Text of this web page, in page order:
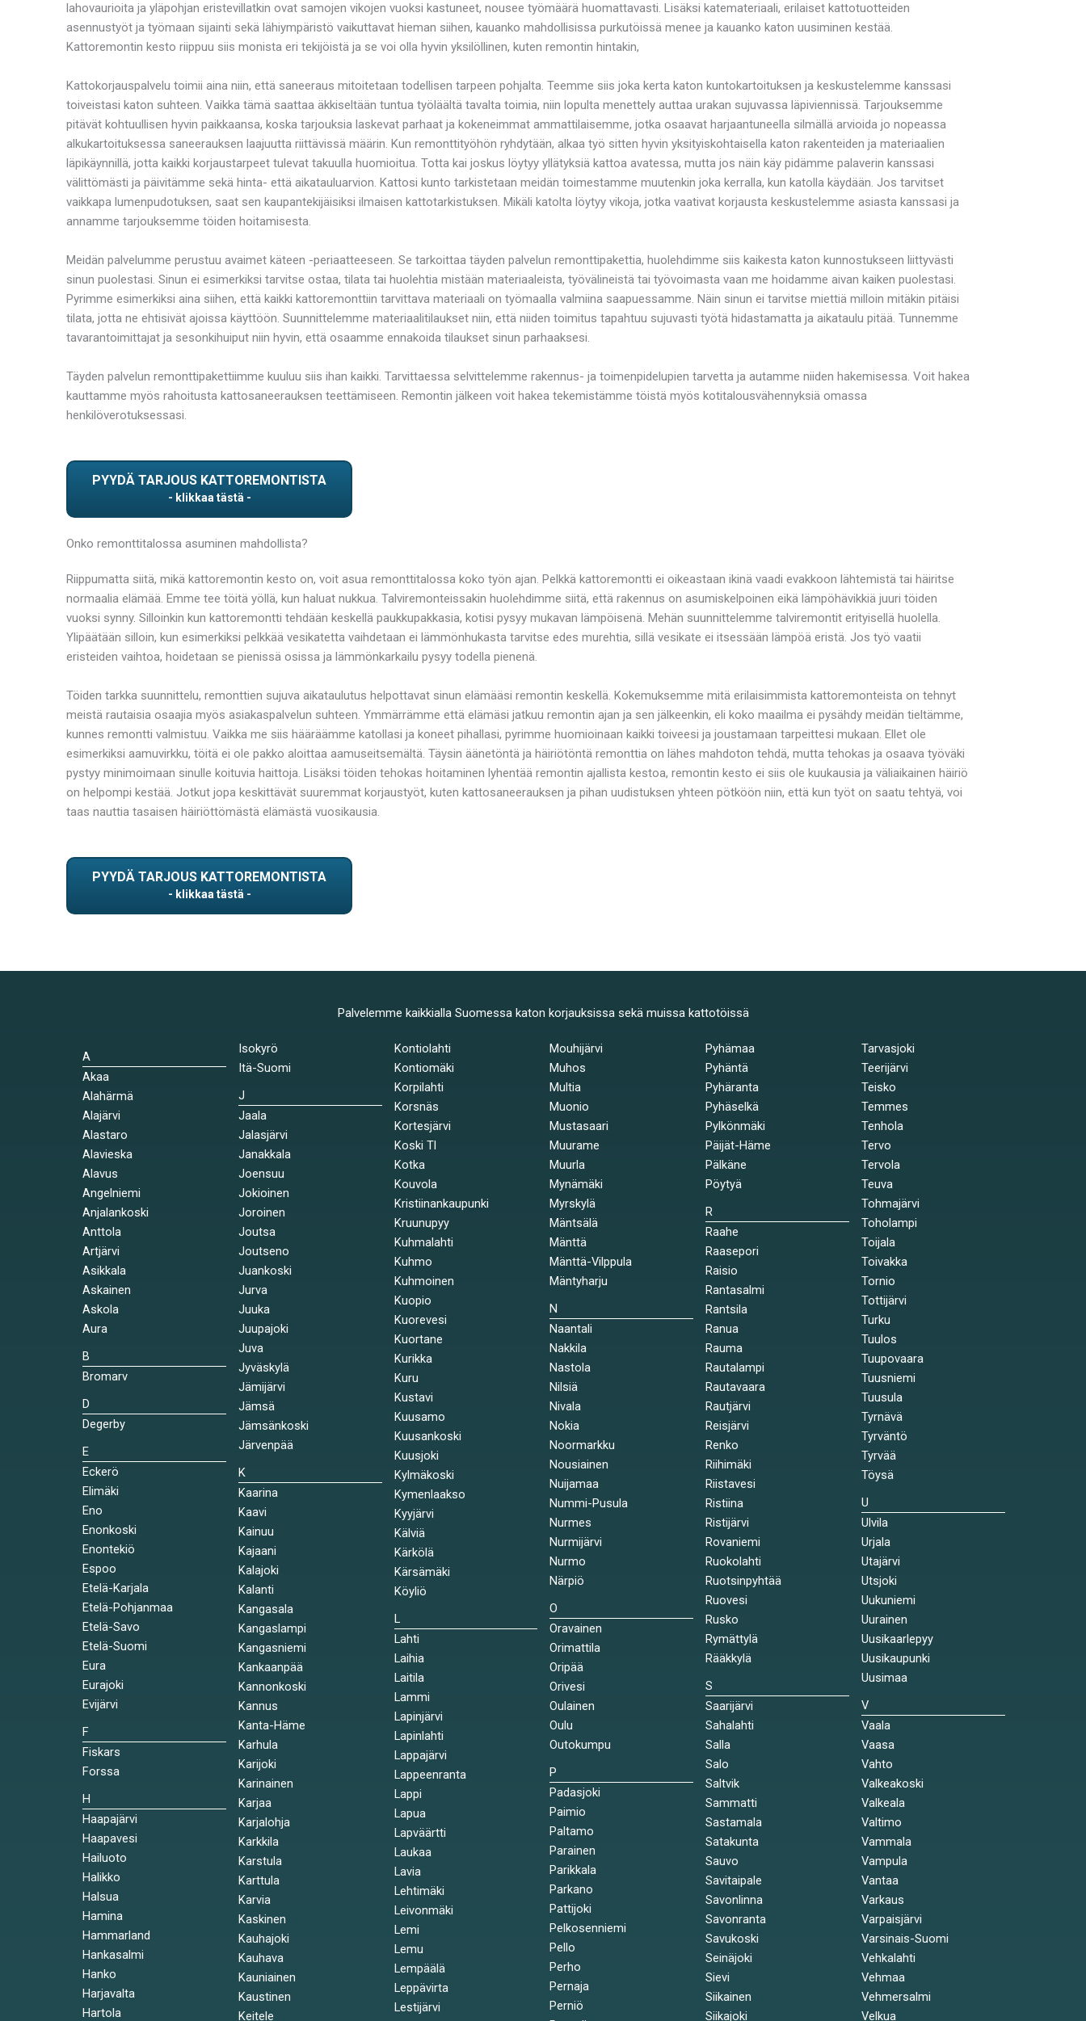
lahovaurioita ja yläpohjan eristevillatkin ovat samojen vikojen vuoksi kastuneet, nousee työmäärä huomattavasti. Lisäksi katemateriaali, erilaiset kattotuotteiden
asennustyöt ja työmaan sijainti sekä lähiympäristö vaikuttavat hieman siihen, kauanko mahdollisissa purkutöissä menee ja kauanko katon uusiminen kestää.
Kattoremontin kesto riippuu siis monista eri tekijöistä ja se voi olla hyvin yksilöllinen, kuten remontin hintakin,
Kattokorjauspalvelu toimii aina niin, että saneeraus mitoitetaan todellisen tarpeen pohjalta. Teemme siis joka kerta katon kuntokartoituksen ja keskustelemme kanssasi
toiveistasi katon suhteen. Vaikka tämä saattaa äkkiseltään tuntua työläältä tavalta toimia, niin lopulta menettely auttaa urakan sujuvassa läpiviennissä. Tarjouksemme
pitävät kohtuullisen hyvin paikkaansa, koska tarjouksia laskevat parhaat ja kokeneimmat ammattilaisemme, jotka osaavat harjaantuneella silmällä arvioida jo nopeassa
alkukartoituksessa saneerauksen laajuutta riittävissä määrin. Kun remonttityöhön ryhdytään, alkaa työ sitten hyvin yksityiskohtaisella katon rakenteiden ja materiaalien
läpikäynnillä, jotta kaikki korjaustarpeet tulevat takuulla huomioitua. Totta kai joskus löytyy yllätyksiä kattoa avatessa, mutta jos näin käy pidämme palaverin kanssasi
välittömästi ja päivitämme sekä hinta- että aikatauluarvion. Kattosi kunto tarkistetaan meidän toimestamme muutenkin joka kerralla, kun katolla käydään. Jos tarvitset
vaikkapa lumenpudotuksen, saat sen kaupantekijäisiksi ilmaisen kattotarkistuksen. Mikäli katolta löytyy vikoja, jotka vaativat korjausta keskustelemme asiasta kanssasi ja
annamme tarjouksemme töiden hoitamisesta.
Meidän palvelumme perustuu avaimet käteen -periaatteeseen. Se tarkoittaa täyden palvelun remonttipakettia, huolehdimme siis kaikesta katon kunnostukseen liittyvästi
sinun puolestasi. Sinun ei esimerkiksi tarvitse ostaa, tilata tai huolehtia mistään materiaaleista, työvälineistä tai työvoimasta vaan me hoidamme aivan kaiken puolestasi.
Pyrimme esimerkiksi aina siihen, että kaikki kattoremonttiin tarvittava materiaali on työmaalla valmiina saapuessamme. Näin sinun ei tarvitse miettiä milloin mitäkin pitäisi
tilata, jotta ne ehtisivät ajoissa käyttöön. Suunnittelemme materiaalitilaukset niin, että niiden toimitus tapahtuu sujuvasti työtä hidastamatta ja aikataulu pitää. Tunnemme
tavarantoimittajat ja sesonkihuiput niin hyvin, että osaamme ennakoida tilaukset sinun parhaaksesi.
Täyden palvelun remonttipakettiimme kuuluu siis ihan kaikki. Tarvittaessa selvittelemme rakennus- ja toimenpidelupien tarvetta ja autamme niiden hakemisessa. Voit hakea
kauttamme myös rahoitusta kattosaneerauksen teettämiseen. Remontin jälkeen voit hakea tekemistämme töistä myös kotitalousvähennyksiä omassa
henkilöverotuksessasi.
PYYDÄ TARJOUS KATTOREMONTISTA
Onko remonttitalossa asuminen mahdollista?
Riippumatta siitä, mikä kattoremontin kesto on, voit asua remonttitalossa koko työn ajan. Pelkkä kattoremontti ei oikeastaan ikinä vaadi evakkoon lähtemistä tai häiritse
normaalia elämää. Emme tee töitä yöllä, kun haluat nukkua. Talviremonteissakin huolehdimme siitä, että rakennus on asumiskelpoinen eikä lämpöhävikkiä juuri töiden
vuoksi synny. Silloinkin kun kattoremontti tehdään keskellä paukkupakkasia, kotisi pysyy mukavan lämpöisenä. Mehän suunnittelemme talviremontit erityisellä huolella.
Ylipäätään silloin, kun esimerkiksi pelkkää vesikatetta vaihdetaan ei lämmönhukasta tarvitse edes murehtia, sillä vesikate ei itsessään lämpöä eristä. Jos työ vaatii
eristeiden vaihtoa, hoidetaan se pienissä osissa ja lämmönkarkailu pysyy todella pienenä.
Töiden tarkka suunnittelu, remonttien sujuva aikataulutus helpottavat sinun elämääsi remontin keskellä. Kokemuksemme mitä erilaisimmista kattoremonteista on tehnyt
meistä rautaisia osaajia myös asiakaspalvelun suhteen. Ymmärrämme että elämäsi jatkuu remontin ajan ja sen jälkeenkin, eli koko maailma ei pysähdy meidän tieltämme,
kunnes remontti valmistuu. Vaikka me siis hääräämme katollasi ja koneet pihallasi, pyrimme huomioinaan kaikki toiveesi ja joustamaan tarpeittesi mukaan. Ellet ole
esimerkiksi aamuvirkku, töitä ei ole pakko aloittaa aamuseitsemältä. Täysin äänetöntä ja häiriötöntä remonttia on lähes mahdoton tehdä, mutta tehokas ja osaava työväki
pystyy minimoimaan sinulle koituvia haittoja. Lisäksi töiden tehokas hoitaminen lyhentää remontin ajallista kestoa, remontin kesto ei siis ole kuukausia ja väliaikainen häiriö
on helpompi kestää. Jotkut jopa keskittävät suuremmat korjaustyöt, kuten kattosaneerauksen ja pihan uudistuksen yhteen pötköön niin, että kun työt on saatu tehtyä, voi
taas nauttia tasaisen häiriöttömästä elämästä vuosikausia.
PYYDÄ TARJOUS KATTOREMONTISTA
Palvelemme kaikkialla Suomessa katon korjauksissa sekä muissa kattotöissä
A
Akaa
Alahärmä
Alajärvi
Alastaro
Alavieska
Alavus
Angelniemi
Anjalankoski
Anttola
Artjärvi
Asikkala
Askainen
Askola
Aura
B
Bromarv
D
Degerby
E
Eckerö
Elimäki
Eno
Enonkoski
Enontekiö
Espoo
Etelä-Karjala
Etelä-Pohjanmaa
Etelä-Savo
Etelä-Suomi
Eura
Eurajoki
Evijärvi
F
Fiskars
Forssa
H
Haapajärvi
Haapavesi
Hailuoto
Halikko
Halsua
Hamina
Hammarland
Hankasalmi
Hanko
Harjavalta
Hartola
Isokyrö
Itä-Suomi
J
Jaala
Jalasjärvi
Janakkala
Joensuu
Jokioinen
Joroinen
Joutsa
Joutseno
Juankoski
Jurva
Juuka
Juupajoki
Juva
Jyväskylä
Jämijärvi
Jämsä
Jämsänkoski
Järvenpää
K
Kaarina
Kaavi
Kainuu
Kajaani
Kalajoki
Kalanti
Kangasala
Kangaslampi
Kangasniemi
Kankaanpää
Kannonkoski
Kannus
Kanta-Häme
Karhula
Karijoki
Karinainen
Karjaa
Karjalohja
Karkkila
Karstula
Karttula
Karvia
Kaskinen
Kauhajoki
Kauhava
Kauniainen
Kaustinen
Keitele
Kontiolahti
Kontiomäki
Korpilahti
Korsnäs
Kortesjärvi
Koski Tl
Kotka
Kouvola
Kristiinankaupunki
Kruunupyy
Kuhmalahti
Kuhmo
Kuhmoinen
Kuopio
Kuorevesi
Kuortane
Kurikka
Kuru
Kustavi
Kuusamo
Kuusankoski
Kuusjoki
Kylmäkoski
Kymenlaakso
Kyyjärvi
Kälviä
Kärkölä
Kärsämäki
Köyliö
L
Lahti
Laihia
Laitila
Lammi
Lapinjärvi
Lapinlahti
Lappajärvi
Lappeenranta
Lappi
Lapua
Lapväärtti
Laukaa
Lavia
Lehtimäki
Leivonmäki
Lemi
Lemu
Lempäälä
Leppävirta
Lestijärvi
Mouhijärvi
Muhos
Multia
Muonio
Mustasaari
Muurame
Muurla
Mynämäki
Myrskylä
Mäntsälä
Mänttä
Mänttä-Vilppula
Mäntyharju
N
Naantali
Nakkila
Nastola
Nilsiä
Nivala
Nokia
Noormarkku
Nousiainen
Nuijamaa
Nummi-Pusula
Nurmes
Nurmijärvi
Nurmo
Närpiö
O
Oravainen
Orimattila
Oripää
Orivesi
Oulainen
Oulu
Outokumpu
P
Padasjoki
Paimio
Paltamo
Parainen
Parikkala
Parkano
Pattijoki
Pelkosenniemi
Pello
Perho
Pernaja
Perniö
Pyhämaa
Pyhäntä
Pyhäranta
Pyhäselkä
Pylkönmäki
Päijät-Häme
Pälkäne
Pöytyä
R
Raahe
Raasepori
Raisio
Rantasalmi
Rantsila
Ranua
Rauma
Rautalampi
Rautavaara
Rautjärvi
Reisjärvi
Renko
Riihimäki
Riistavesi
Ristiina
Ristijärvi
Rovaniemi
Ruokolahti
Ruotsinpyhtää
Ruovesi
Rusko
Rymättylä
Rääkkylä
S
Saarijärvi
Sahalahti
Salla
Salo
Saltvik
Sammatti
Sastamala
Satakunta
Sauvo
Savitaipale
Savonlinna
Savonranta
Savukoski
Seinäjoki
Sievi
Siikainen
Siikajoki
Tarvasjoki
Teerijärvi
Teisko
Temmes
Tenhola
Tervo
Tervola
Teuva
Tohmajärvi
Toholampi
Toijala
Toivakka
Tornio
Tottijärvi
Turku
Tuulos
Tuupovaara
Tuusniemi
Tuusula
Tyrnävä
Tyrväntö
Tyrvää
Töysä
U
Ulvila
Urjala
Utajärvi
Utsjoki
Uukuniemi
Uurainen
Uusikaarlepyy
Uusikaupunki
Uusimaa
V
Vaala
Vaasa
Vahto
Valkeakoski
Valkeala
Valtimo
Vammala
Vampula
Vantaa
Varkaus
Varpaisjärvi
Varsinais-Suomi
Vehkalahti
Vehmaa
Vehmersalmi
Velkua